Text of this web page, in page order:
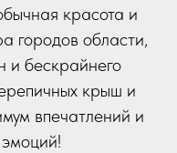
красота и
городов области,
и бескрайнего
крыш и
впечатлений и